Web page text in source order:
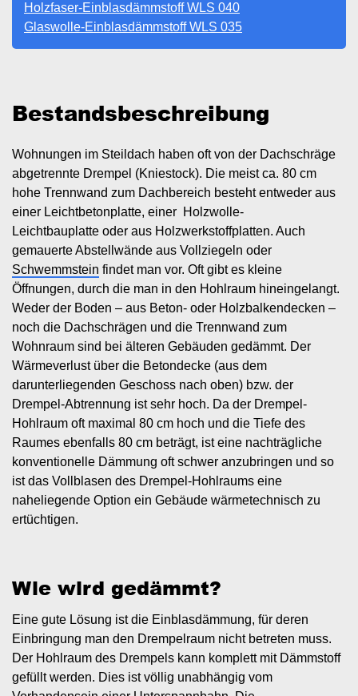
Holzfaser-Einblasdämmstoff WLS 040
Glaswolle-Einblasdämmstoff WLS 035
Bestandsbeschreibung
Wohnungen im Steildach haben oft von der Dachschräge
abgetrennte Drempel (Kniestock). Die meist ca. 80 cm
hohe Trennwand zum Dachbereich besteht entweder aus
einer Leichtbetonplatte, einer Holzwolle-
Leichtbauplatte oder aus Holzwerkstoffplatten. Auch
gemauerte Abstellwände aus Vollziegeln oder
Schwemmstein findet man vor. Oft gibt es kleine
Öffnungen, durch die man in den Hohlraum hineingelangt.
Weder der Boden – aus Beton- oder Holzbalkendecken –
noch die Dachschrägen und die Trennwand zum
Wohnraum sind bei älteren Gebäuden gedämmt. Der
Wärmeverlust über die Betondecke (aus dem
darunterliegenden Geschoss nach oben) bzw. der
Drempel-Abtrennung ist sehr hoch. Da der Drempel-
Hohlraum oft maximal 80 cm hoch und die Tiefe des
Raumes ebenfalls 80 cm beträgt, ist eine nachträgliche
konventionelle Dämmung oft schwer anzubringen und so
ist das Vollblasen des Drempel-Hohlraums eine
naheliegende Option ein Gebäude wärmetechnisch zu
ertüchtigen.
Wie wird gedämmt?
Eine gute Lösung ist die Einblasdämmung, für deren
Einbringung man den Drempelraum nicht betreten muss.
Der Hohlraum des Drempels kann komplett mit Dämmstoff
gefüllt werden. Dies ist völlig unabhängig vom